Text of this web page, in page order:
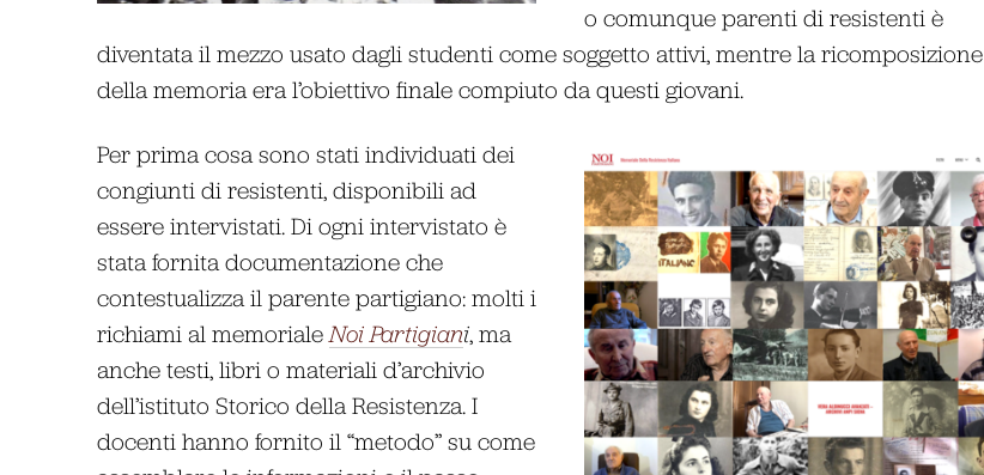
o comunque parenti di resistenti è
diventata il mezzo usato dagli studenti come soggetto attivi, mentre la ricomposizione
della memoria era l’obiettivo finale compiuto da questi giovani.
Per prima cosa sono stati individuati dei
congiunti di resistenti, disponibili ad
essere intervistati. Di ogni intervistato è
stata fornita documentazione che
contestualizza il parente partigiano: molti i
richiami al memoriale Noi Partigiani, ma
anche testi, libri o materiali d’archivio
dell’istituto Storico della Resistenza. I
docenti hanno fornito il “metodo” su come